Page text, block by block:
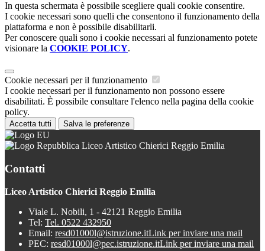
In questa schermata è possibile scegliere quali cookie consentire.
I cookie necessari sono quelli che consentono il funzionamento della
piattaforma e non è possibile disabilitarli.
Per conoscere quali sono i cookie necessari al funzionamento potete
visionare la COOKIE POLICY.
Cookie necessari per il funzionamento
I cookie necessari per il funzionamento non possono essere
disabilitati. È possibile consultare l'elenco nella pagina della cookie
policy.
Accetta tutti Salva le preferenze
Liceo Artistico Chierici Reggio Emilia
Contatti
Liceo Artistico Chierici Reggio Emilia
Viale L. Nobili, 1 - 42121 Reggio Emilia
Tel: Tel. 0522 432950
Email: resd01000l@istruzione.itLink per inviare una mail
PEC: resd01000l@pec.istruzione.itLink per inviare una mail